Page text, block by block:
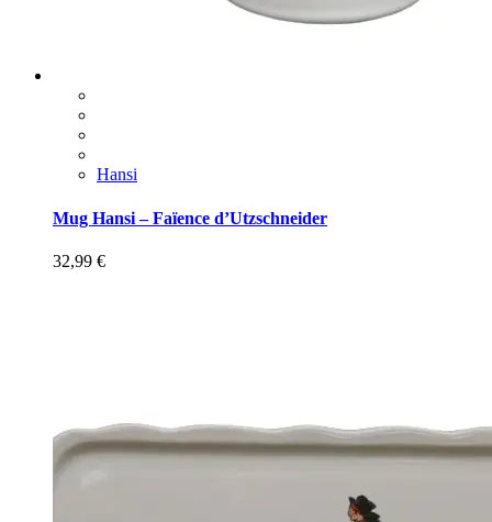
Hansi
Mug Hansi – Faïence d’Utzschneider
32,99 €